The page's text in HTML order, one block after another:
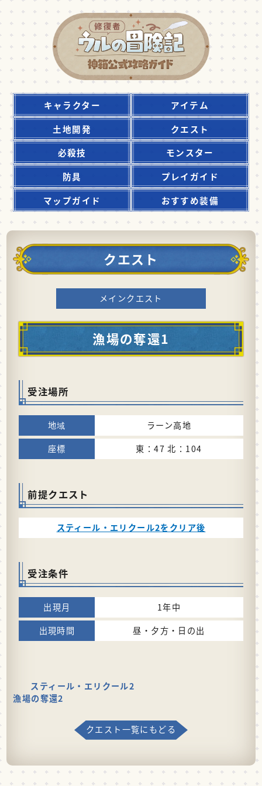
キャラクター
アイテム
土地開発
クエスト
必殺技
モンスター
防具
プレイガイド
マップガイド
おすすめ装備
クエスト
メインクエスト
漁場の奪還1
受注場所
ラーン高地
東：47 北：104
前提クエスト
スティール・エリクール2をクリア後
受注条件
1年中
昼・夕方・日の出
スティール・エリクール2
漁場の奪還2
クエスト一覧にもどる